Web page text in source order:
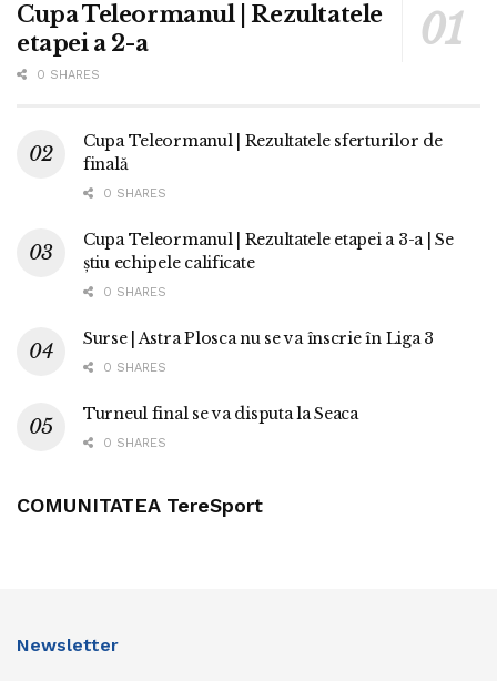
Cupa Teleormanul | Rezultatele
etapei a 2-a
0 SHARES
Cupa Teleormanul | Rezultatele sferturilor de
finală
0 SHARES
Cupa Teleormanul | Rezultatele etapei a 3-a | Se
știu echipele calificate
0 SHARES
Surse | Astra Plosca nu se va înscrie în Liga 3
0 SHARES
Turneul final se va disputa la Seaca
0 SHARES
COMUNITATEA TereSport
Newsletter